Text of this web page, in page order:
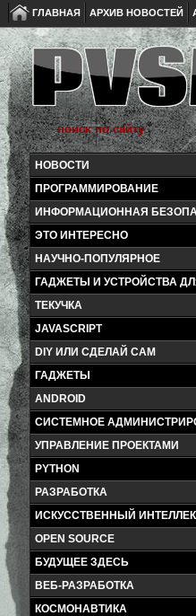
ГЛАВНАЯ АРХИВ НОВОСТЕЙ
НОВОСТИ
ПРОГРАММИРОВАНИЕ
ИНФОРМАЦИОННАЯ
ЭТО ИНТЕРЕСНО
НАУЧНО-ПОПУЛЯРНОЕ
ГАДЖЕТЫ И УСТРОЙСТВА
ТЕКУЧКА
JAVASCRIPT
DIY ИЛИ СДЕЛАЙ САМ
ГАДЖЕТЫ
ANDROID
СИСТЕМНОЕ
УПРАВЛЕНИЕ ПРОЕКТАМИ
PYTHON
РАЗРАБОТКА
ИСКУССТВЕННЫЙ
OPEN SOURCE
БУДУЩЕЕ ЗДЕСЬ
ВЕБ-РАЗРАБОТКА
КОСМОНАВТИКА